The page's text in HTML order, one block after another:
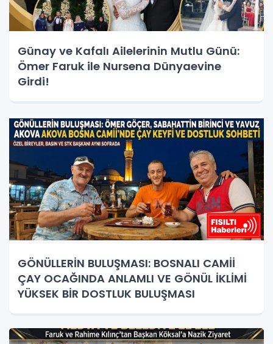
Günay ve Kafalı Ailelerinin Mutlu Günü:
Ömer Faruk ile Nursena Dünyaevine
Girdi!
GÖNÜLLERİN BULUŞMASI: BOSNALI CAMİİ
ÇAY OCAĞINDA ANLAMLI VE GÖNÜL İKLİMİ
YÜKSEK BİR DOSTLUK BULUŞMASI